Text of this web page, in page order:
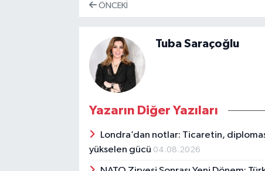
ÖNCEKI
Tuba Saraçoğlu
Yazarın Diğer Yazıları
Londra’dan notlar: Ticaretin,
yükselen gücü 04.08.2026